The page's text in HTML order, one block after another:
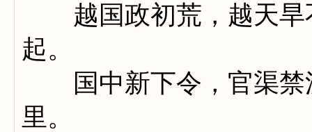
越国政初荒，越天旱
起。
国中新下令，官渠禁
里。